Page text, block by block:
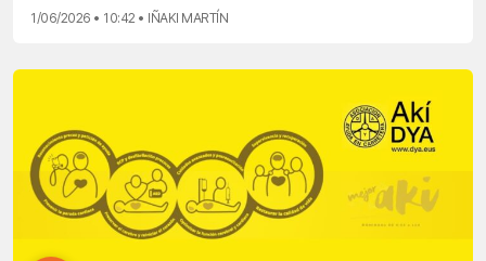
1/06/2026 • 10:42 • IÑAKI MARTÍN